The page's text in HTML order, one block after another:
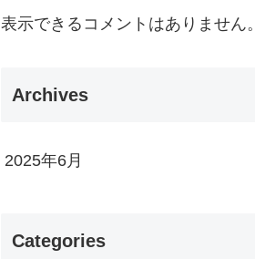
表示できるコメントはありません。
Archives
2025年6月
Categories